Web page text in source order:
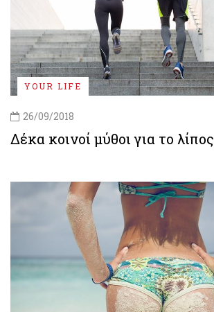
YOUR LIFE
26/09/2018
Δέκα κοινοί μύθοι για το λίπος